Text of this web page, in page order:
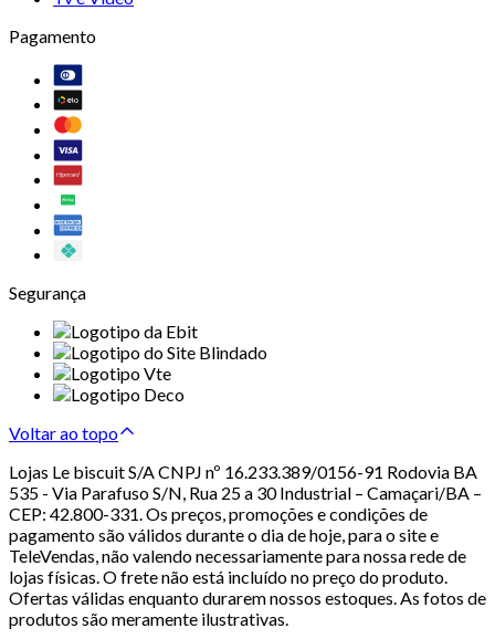
Pagamento
Segurança
Voltar ao topo
Lojas Le biscuit S/A CNPJ nº 16.233.389/0156-91 Rodovia BA
535 - Via Parafuso S/N, Rua 25 a 30 Industrial – Camaçari/BA –
CEP: 42.800-331. Os preços, promoções e condições de
pagamento são válidos durante o dia de hoje, para o site e
TeleVendas, não valendo necessariamente para nossa rede de
lojas físicas. O frete não está incluído no preço do produto.
Ofertas válidas enquanto durarem nossos estoques. As fotos de
produtos são meramente ilustrativas.